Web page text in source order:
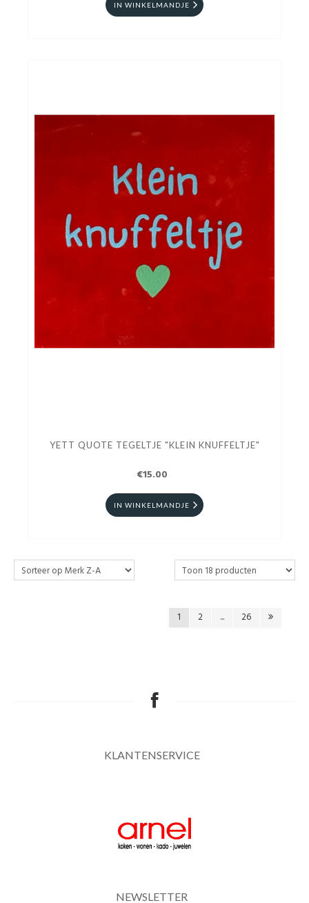
IN WINKELMANDJE
YETT QUOTE TEGELTJE "KLEIN KNUFFELTJE"
€15.00
IN WINKELMANDJE
1 2 ... 26
KLANTENSERVICE
NEWSLETTER